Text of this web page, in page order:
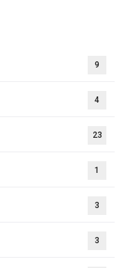
9
4
23
1
3
3